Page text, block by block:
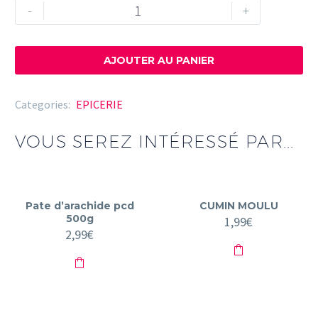
-
quantité
de
ÉTOILE
+
AJOUTER AU PANIER
Categories: EPICERIE
VOUS SEREZ INTÉRESSÉ PAR...
Pate d’arachide pcd
500g
2,99€
CUMIN MOULU
1,99€